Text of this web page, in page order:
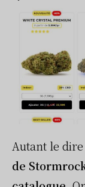
Autant le
de